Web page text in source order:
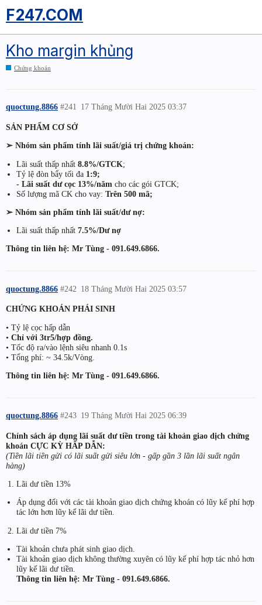
F247.COM
Kho margin khủng
Chứng khoán
quoctung.8866 17 Tháng Mười Hai 2025 03:37
#241
SẢN PHẨM CƠ SỞ
➢ Nhóm sản phẩm tính lãi suất/giá trị chứng khoán:
Lãi suất thấp nhất 8.8%/GTCK;
Tỷ lệ đòn bẩy tối đa 1:9;
- Lãi suất dư cọc 13%/năm cho các gói GTCK;
Số lượng mã CK cho vay: Trên 500 mã;
➢ Nhóm sản phẩm tính lãi suất/dư nợ:
Lãi suất thấp nhất 7.5%/Dư nợ
Thông tin liên hệ: Mr Tùng - 091.649.6866.
quoctung.8866 18 Tháng Mười Hai 2025 03:57
#242
CHỨNG KHOÁN PHÁI SINH
• Tỷ lệ cọc hấp dẫn
• Chỉ với 3tr5/hợp đồng.
• Tốc độ ra/vào lệnh siêu nhanh 0.1s
• Tổng phí: ~ 34.5k/Vòng.
Thông tin liên hệ: Mr Tùng - 091.649.6866.
quoctung.8866 19 Tháng Mười Hai 2025 06:39
#243
Chính sách áp dụng lãi suất dư tiền trong tài khoản giao dịch chứng
khoán CỰC KỲ HẤP DẪN:
(Tiền lãi tiền gửi có lãi suất gửi siêu lớn - gấp gần 3 lần lãi suất ngân
hàng)
Lãi dư tiền 13%
Áp dụng đối với các tài khoản giao dịch chứng khoán có lũy kế phí hợp
tác lớn hơn lũy kế lãi dư tiền.
Lãi dư tiền 7%
Tài khoản chưa phát sinh giao dịch.
Tài khoản giao dịch không thường xuyên có lũy kế phí hợp tác nhỏ hơn
lũy kế lãi dư tiền.
Thông tin liên hệ: Mr Tùng - 091.649.6866.